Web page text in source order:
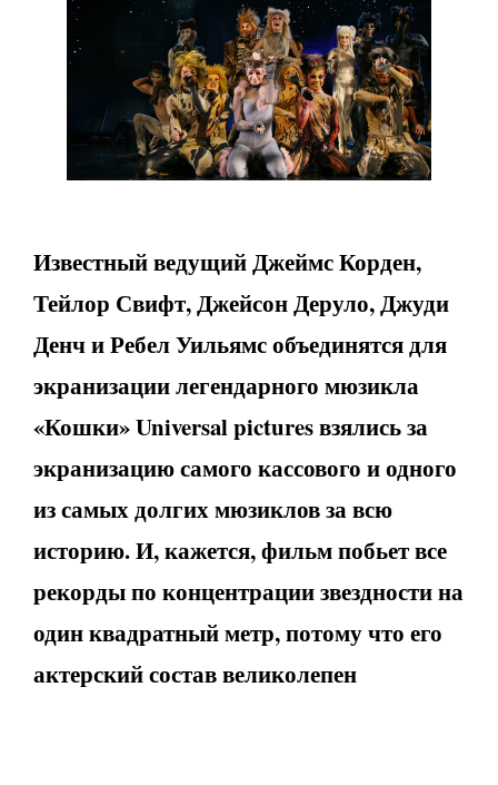
Известный ведущий Джеймс Корден,
Тейлор Свифт, Джейсон Деруло, Джуди
Денч и Ребел Уильямс объединятся для
экранизации легендарного мюзикла
«Кошки» Universal pictures взялись за
экранизацию самого кассового и одного
из самых долгих мюзиклов за всю
историю. И, кажется, фильм побьет все
рекорды по концентрации звездности на
один квадратный метр, потому что его
актерский состав великолепен